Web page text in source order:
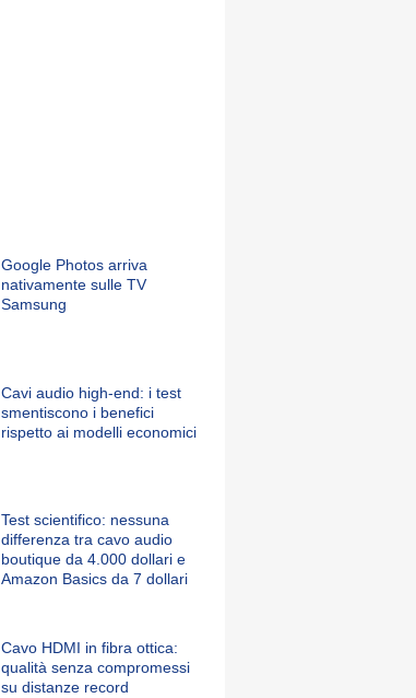
Google Photos arriva
nativamente sulle TV
Samsung
Cavi audio high-end: i test
smentiscono i benefici
rispetto ai modelli economici
Test scientifico: nessuna
differenza tra cavo audio
boutique da 4.000 dollari e
Amazon Basics da 7 dollari
Cavo HDMI in fibra ottica:
qualità senza compromessi
su distanze record